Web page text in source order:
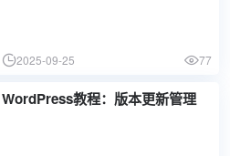
2025-09-25 77
WordPress教程：版本更新管理